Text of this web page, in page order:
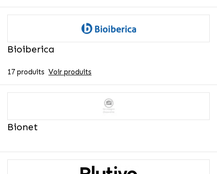
Bioiberica
17 produits Voir produits
Bionet